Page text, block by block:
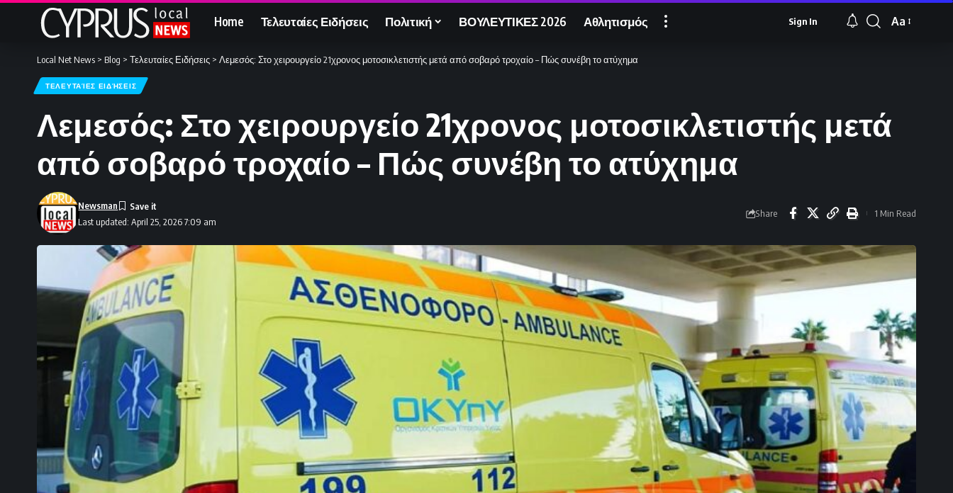
Home Τελευταίες Ειδήσεις Πολιτική ΒΟΥΛΕΥΤΙΚΕΣ 2026 Αθλητισμός Sign In
Font
Aa
Local Net News > Blog > Τελευταίες Ειδήσεις > Λεμεσός: Στο χειρουργείο 21χρονος μοτοσικλετιστής μετά από σοβαρό τροχαίο – Πώς συνέβη το ατύχημα
ΤΕΛΕΥΤΑΊΕΣ ΕΙΔΉΣΕΙΣ
Λεμεσός: Στο χειρουργείο 21χρονος μοτοσικλετιστής μετά
από σοβαρό τροχαίο – Πώς συνέβη το ατύχημα
Last updated: April 25, 2026 7:09 am
Newsman
Share 1 Min Read